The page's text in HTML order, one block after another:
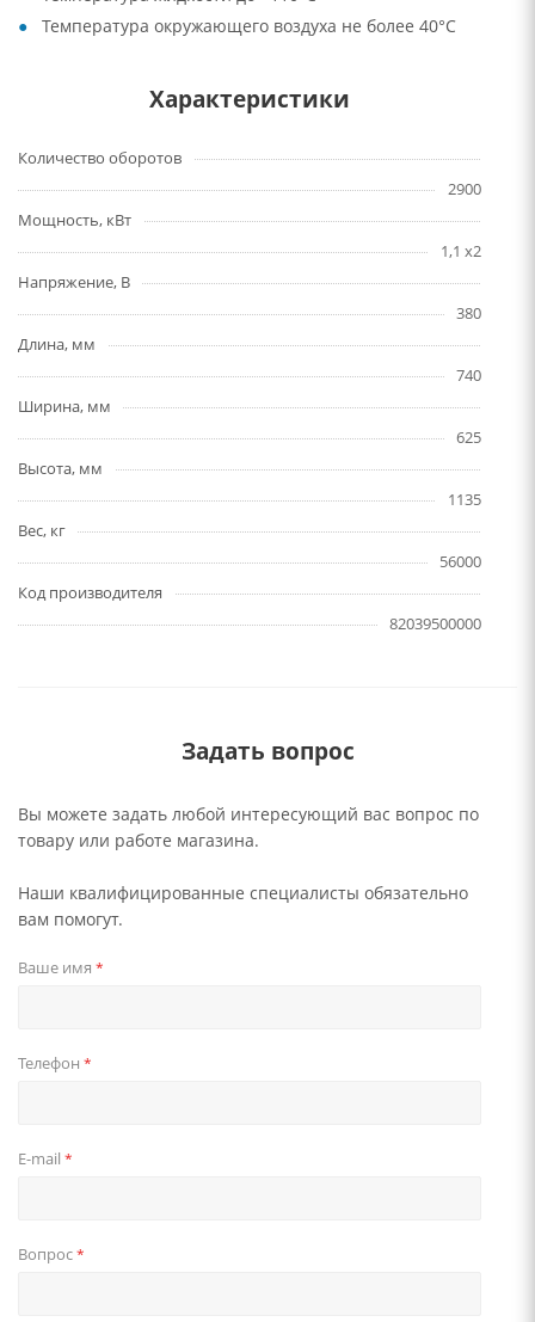
Температура окружающего воздуха не более 40°C
Характеристики
Количество оборотов
2900
Мощность, кВт
1,1 x2
Напряжение, В
380
Длина, мм
740
Ширина, мм
625
Высота, мм
1135
Вес, кг
56000
Код производителя
82039500000
Задать вопрос
Вы можете задать любой интересующий вас вопрос по
товару или работе магазина.
Наши квалифицированные специалисты обязательно
вам помогут.
Ваше имя *
Телефон *
E-mail *
Вопрос*